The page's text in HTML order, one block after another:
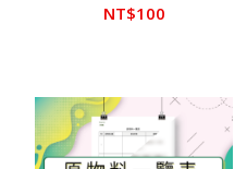
NT$100